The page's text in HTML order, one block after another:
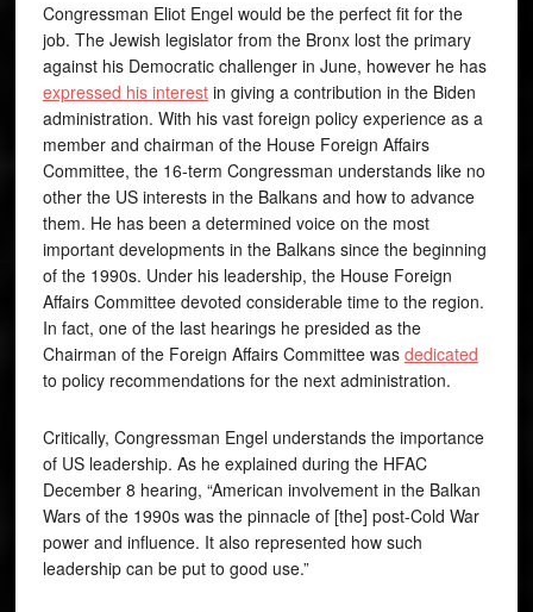
Congressman Eliot Engel would be the perfect fit for the
job. The Jewish legislator from the Bronx lost the primary
against his Democratic challenger in June, however he has
expressed his interestin giving a contribution in the Biden
administration. With his vast foreign policy experience as a
member and chairman of the House Foreign Affairs
Committee, the 16-term Congressman understands like no
other the US interests in the Balkans and how to advance
them. He has been a determined voice on the most
important developments in the Balkans since the beginning
of the 1990s. Under his leadership, the House Foreign
Affairs Committee devoted considerable time to the region.
In fact, one of the last hearings he presided as the
Chairman of the Foreign Affairs Committee was dedicated
to policy recommendations for the next administration.
Critically, Congressman Engel understands the importance
of US leadership. As he explained during the HFAC
December 8 hearing, “American involvement in the Balkan
Wars of the 1990s was the pinnacle of [the] post-Cold War
power and influence. It also represented how such
leadership can be put to good use.”